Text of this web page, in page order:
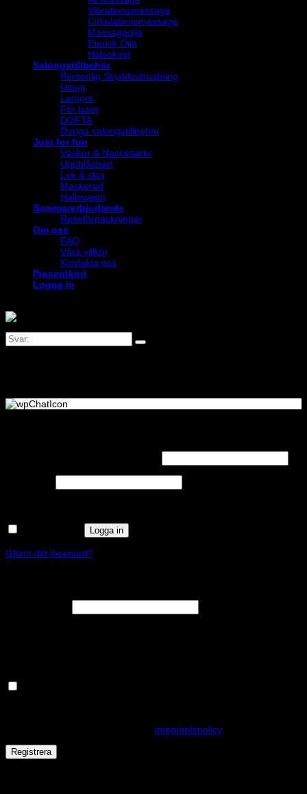
Vibrationsmassage
Cirkulationsmassage
Massageolja
Eterisk Olja
Hälsokost
Salongstillbehör
Personlig Skyddsutrustning
Utsug
Lampor
För laser
DOFTA
Övriga salongstillbehör
Just for fun
Väskor & Neccesärer
Uppblåsbart
Lek & skoj
Maskerad
Halloween
Sommarerbjudande
Reseförpackningar
Om oss
FAQ
Våra villkor
Kontakta oss
Presentkort
Logga in
Logga in
Glömt ditt lösenord?
integritetspolicy.
Registrera